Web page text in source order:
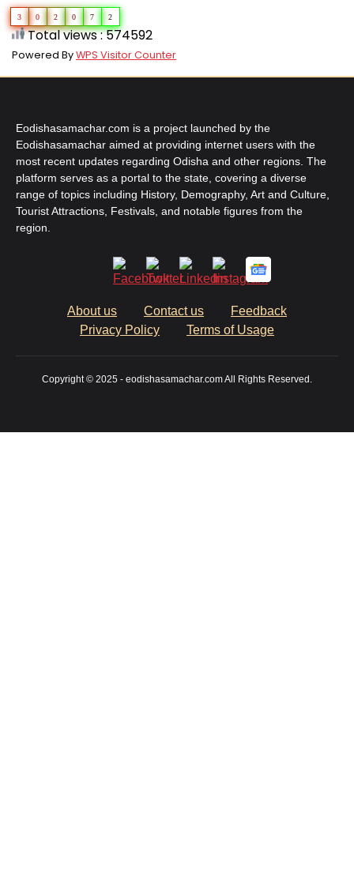
3 0 2 0 7 2
Total views : 574592
Powered ByWPS Visitor Counter
Eodishasamachar.com is a project launched by the
Eodishasamachar aimed at providing internet users with the
most recent updates regarding Odisha and other regions. The
platform serves as a portal to the state, covering a diverse
range of topics including History, Demography, Art and Culture,
Tourist Attractions, Festivals, and notable figures from the
region.
About us Contact us
Feedback
Privacy Policy
Terms of Usage
Copyright © 2025 - eodishasamachar.com All Rights Reserved.